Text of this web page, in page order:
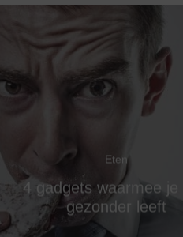
Eten
4 gadgets waarmee je
gezonder leeft